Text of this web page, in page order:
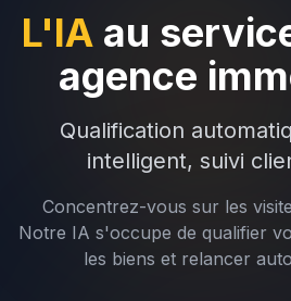
L'IA au
agence
Qualification
intelligent, suivi
Concentrez-vous sur les
Notre IA s'occupe de qualifier
les biens et relancer